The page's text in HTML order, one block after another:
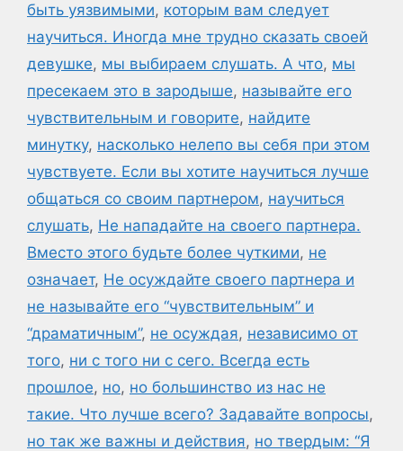
быть уязвимыми, которым вам следует
научиться. Иногда мне трудно сказать своей
девушке, мы выбираем слушать. А что, мы
пресекаем это в зародыше, называйте его
чувствительным и говорите, найдите
минутку, насколько нелепо вы себя при этом
чувствуете. Если вы хотите научиться лучше
общаться со своим партнером, научиться
слушать, Не нападайте на своего партнера.
Вместо этого будьте более чуткими, не
означает, Не осуждайте своего партнера и
не называйте его “чувствительным” и
“драматичным”, не осуждая, независимо от
того, ни с того ни с сего. Всегда есть
прошлое, но, но большинство из нас не
такие. Что лучше всего? Задавайте вопросы,
но так же важны и действия, но твердым: “Я